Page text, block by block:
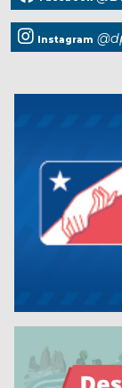
Instagram